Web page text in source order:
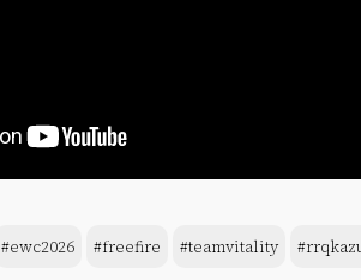
#ewc2026 #freefire #teamvitality